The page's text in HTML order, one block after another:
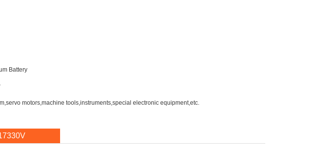
Battery
motors,machine tools,instruments,special electronic equipment,etc.